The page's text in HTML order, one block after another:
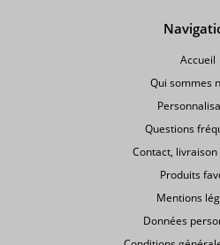
Accueil
Qui sommes
Questions
Contact,
Produits
Mentions
Données